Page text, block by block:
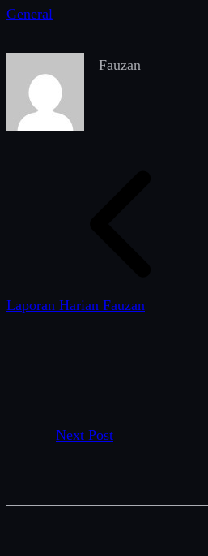
General
Fauzan
Laporan Harian Fauzan
Next Post